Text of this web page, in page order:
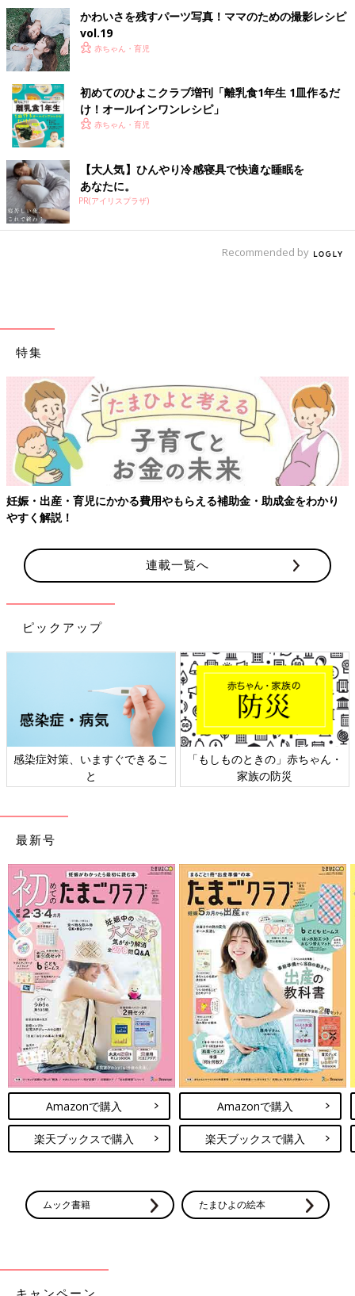
かわいさを残すパーツ写真！ママのための撮影レシピ
vol.19
赤ちゃん・育児
初めてのひよこクラブ増刊「離乳食1年生 1皿作るだ
け！オールインワン​レシピ」
赤ちゃん・育児
【大人気】ひんやり冷感寝具で快適な睡眠を
あなたに。
PR(アイリスプラザ)
Recommended by
特集
妊娠・出産・育児にかかる費用やもらえる補助金・助成金をわかり
やすく解説！
連載一覧へ
ピックアップ
感染症対策、いますぐできるこ
と
「もしものときの」赤ちゃん・
家族の防災
最新号
Amazonで購入
楽天ブックスで購入
Amazonで購入
楽天ブックスで購入
ムック書籍 たまひよの絵本
キャンペーン